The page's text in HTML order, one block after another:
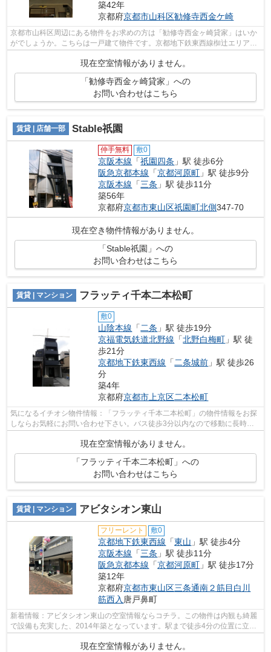
築42年
京都府京都市山科区勧修寺西金ケ崎
京都市山科区周辺にある物件をお求めの方は「勧修寺西金ヶ崎貸家」はいか
がでしょうか。こちらは一戸建て物件です。京都地下鉄東西線椥辻エリアの
現在空室情報がありません。
「勧修寺西金ヶ崎貸家」への
お問い合わせはこちら
賃貸 | 店舗一部 Stable祇園
仲手無料 敷0
京阪本線 「祇園四条 」駅 徒歩6分
阪急京都本線 「京都河原町 」駅 徒歩9分
京阪本線 「三条 」駅 徒歩11分
築56年
京都府京都市東山区祇園町北側347-70
現在空き物件情報がありません。
「Stable祇園」への
お問い合わせはこちら
賃貸 | マンション フラッティ千本二本松町
敷0
山陰本線 「二条 」駅 徒歩19分
京福電気鉄道北野線 「北野白梅町 」駅 徒
歩21分
京都地下鉄東西線 「二条城前 」駅 徒歩26
分
築4年
京都府京都市上京区二本松町
気になるイチオシ物件情報：「フラッティ千本二本松町」の物件情報をお探
しならお気軽にお問い合わせ下さい。バス徒歩3分以内なので移動に長時間
現在空室情報がありません。
「フラッティ千本二本松町」への
お問い合わせはこちら
賃貸 | マンション アビタシオン東山
フリーレント 敷0
京都地下鉄東西線 「東山 」駅 徒歩4分
京阪本線 「三条 」駅 徒歩11分
阪急京都本線 「京都河原町 」駅 徒歩17分
築12年
京都府京都市東山区三条通南２筋目白川
筋西入 唐戸鼻町
新着情報：アビタシオン東山の空室情報ならコチラ。この物件は内観も綺麗
で設備も充実した、2014年築となっています。駅まで徒歩4分の位置に立地
現在空室情報がありません。